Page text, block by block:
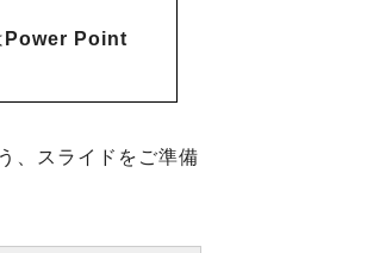
Power Point
、スライドをご準備